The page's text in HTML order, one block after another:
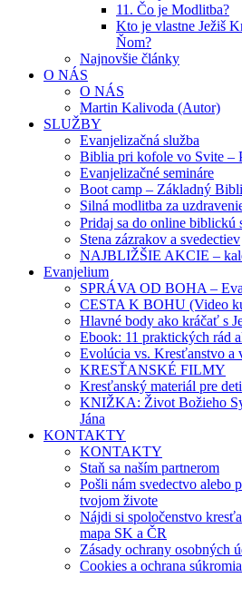
11. Čo je Modlitba?
Kto je vlastne Ježiš
Ňom?
Najnovšie články
O NÁS
O NÁS
Martin Kalivoda (Autor)
SLUŽBY
Evanjelizačná služba
Biblia pri kofole vo Svite –
Evanjelizačné semináre
Boot camp – Základný
Silná modlitba za
Pridaj sa do online biblickú
Stena zázrakov a svedectiev
NAJBLIŽŠIE AKCIE –
Evanjelium
SPRÁVA OD BOHA –
CESTA K BOHU (Video
Hlavné body ako kráčať s
Ebook: 11 praktických rád
Evolúcia vs. Kresťanstvo a
KRESŤANSKÉ FILMY
Kresťanský materiál pre deti
KNIŽKA: Život Božieho
Jána
KONTAKTY
KONTAKTY
Staň sa naším partnerom
Pošli nám svedectvo alebo
tvojom živote
Nájdi si spoločenstvo
mapa SK a ČR
Zásady ochrany osobných
Cookies a ochrana súkromia